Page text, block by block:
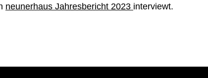
neunerhaus Jahresbericht 2023 interviewt.